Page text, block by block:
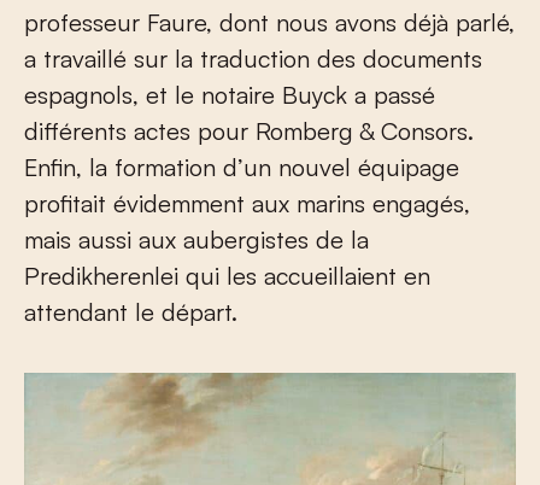
professeur Faure, dont nous avons déjà parlé,
a travaillé sur la traduction des documents
espagnols, et le notaire Buyck a passé
différents actes pour Romberg & Consors.
Enfin, la formation d’un nouvel équipage
profitait évidemment aux marins engagés,
mais aussi aux aubergistes de la
Predikherenlei qui les accueillaient en
attendant le départ.